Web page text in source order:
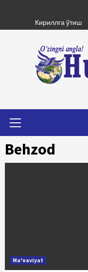
content
Кириллга ўтиш
Behzod
Ma'naviyat